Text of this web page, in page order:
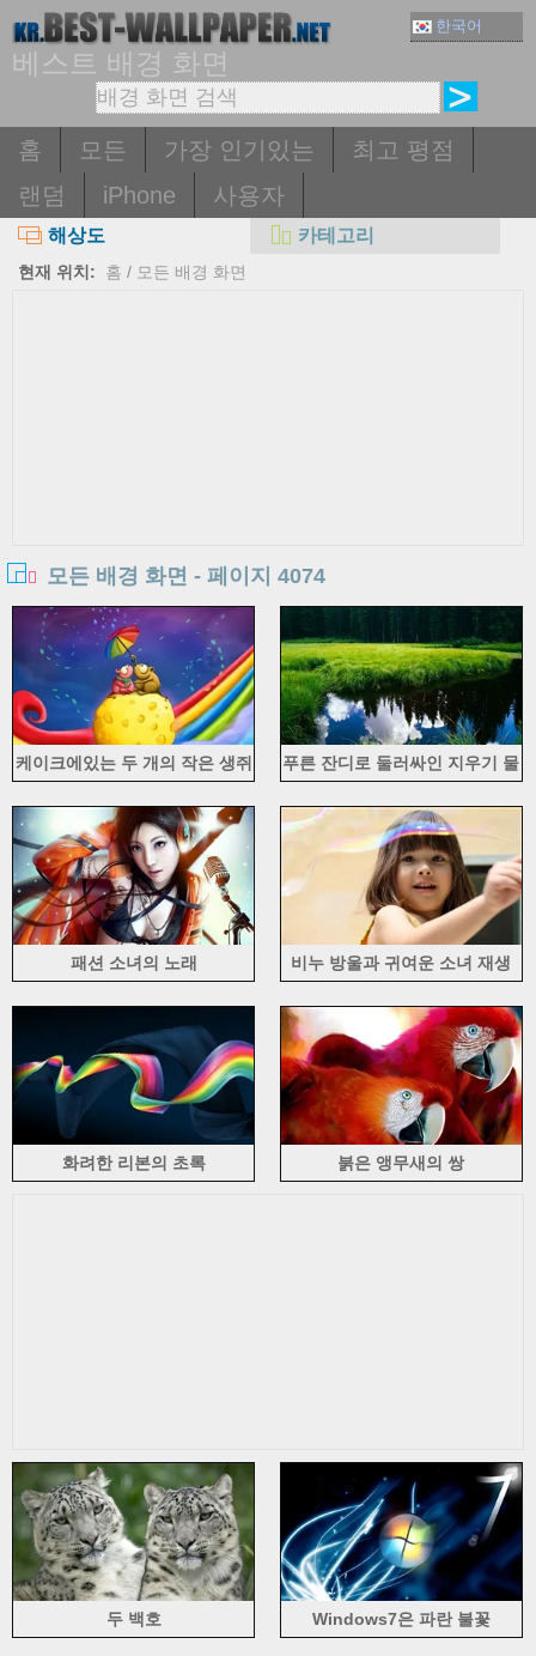
한국어
베스트 배경 화면
홈 모든 가장 인기있는
최고 평점
랜덤
iPhone 사용자
해상도 카테고리
현재 위치: 홈 / 모든 배경 화면
모든 배경 화면 - 페이지 4074
케이크에있는 두 개의 작은 생쥐
푸른 잔디로 둘러싸인 지우기 물
패션 소녀의 노래 비누 방울과 귀여운 소녀 재생
화려한 리본의 초록 붉은 앵무새의 쌍
두 백호 Windows7은 파란 불꽃